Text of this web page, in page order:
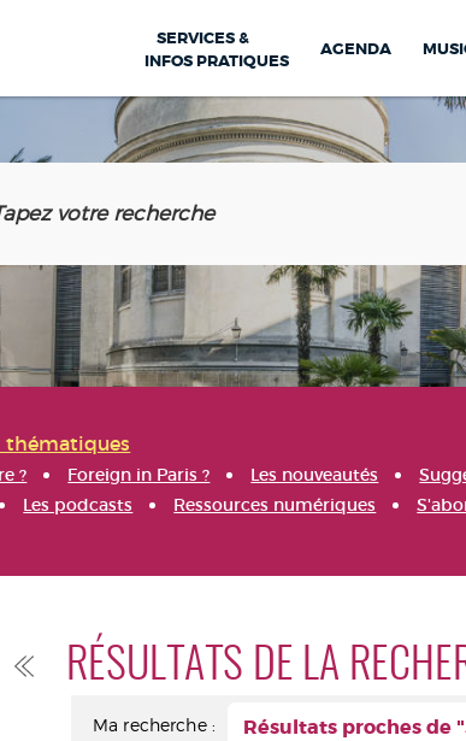
SERVICES &
INFOS PRATIQUES
AGENDA
thématiques
? Foreign in Paris ? Les nouveautés
Les podcasts Ressources numériques
RÉSULTATS DE LA
Ma recherche : Résultats proches de